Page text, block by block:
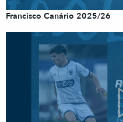
Francisco Canário 2025/26